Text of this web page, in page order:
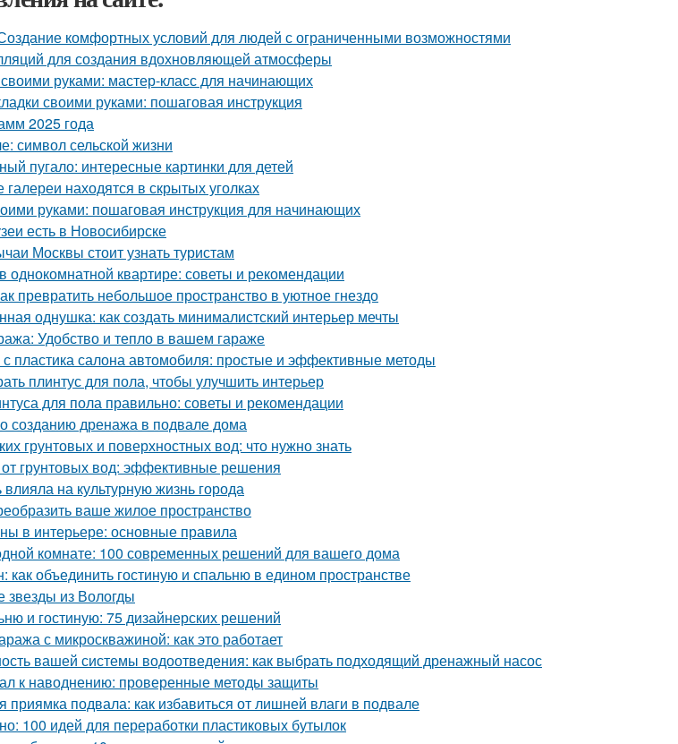
комфортных условий для людей с ограниченными возможностями
для создания вдохновляющей атмосферы
руками: мастер-класс для начинающих
своими руками: пошаговая инструкция
2025 года
символ сельской жизни
пугало: интересные картинки для детей
находятся в скрытых уголках
руками: пошаговая инструкция для начинающих
есть в Новосибирске
Москвы стоит узнать туристам
однокомнатной квартире: советы и рекомендации
превратить небольшое пространство в уютное гнездо
однушка: как создать минималистский интерьер мечты
Удобство и тепло в вашем гараже
пластика салона автомобиля: простые и эффективные методы
плинтус для пола, чтобы улучшить интерьер
для пола правильно: советы и рекомендации
созданию дренажа в подвале дома
грунтовых и поверхностных вод: что нужно знать
грунтовых вод: эффективные решения
на культурную жизнь города
ваше жилое пространство
в интерьере: основные правила
комнате: 100 современных решений для вашего дома
объединить гостиную и спальню в едином пространстве
звезды из Вологды
и гостиную: 75 дизайнерских решений
с микроскважиной: как это работает
вашей системы водоотведения: как выбрать подходящий дренажный насос
к наводнению: проверенные методы защиты
подвала: как избавиться от лишней влаги в подвале
100 идей для переработки пластиковых бутылок